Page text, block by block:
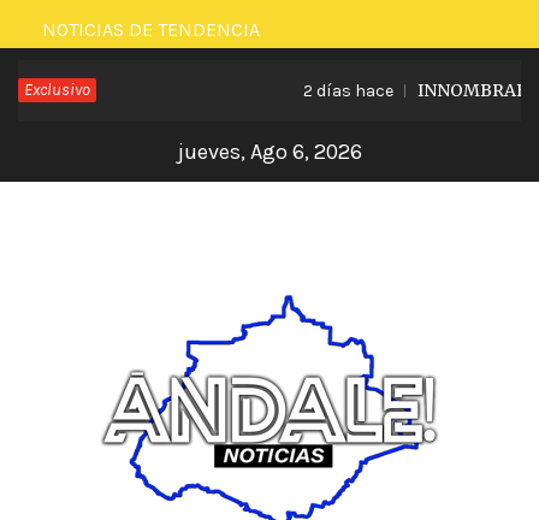
Saltar
al
contenido
NOTICIAS DE TENDENCIA
Exclusivo 2 días hace INNOMBRABLE
jueves, Ago 6, 2026